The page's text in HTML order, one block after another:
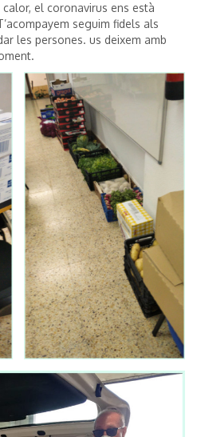
el coronavirus ens està
seguim fidels als
les persones. us deixem amb